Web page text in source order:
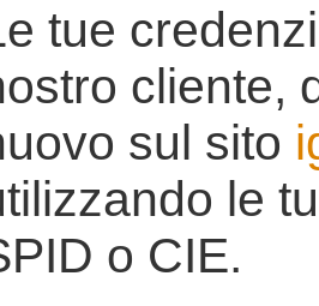
tue
cliente,
sul sito
le
o CIE.